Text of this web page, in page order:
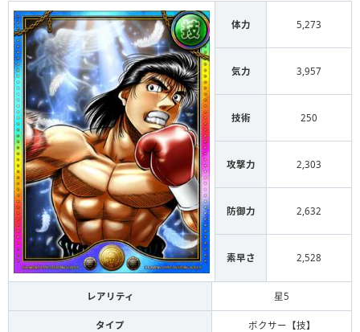
体力 5,273
気力 3,957
技術 250
攻撃力 2,303
防御力 2,632
素早さ 2,528
レアリティ 星5
タイプ ボクサー【技】